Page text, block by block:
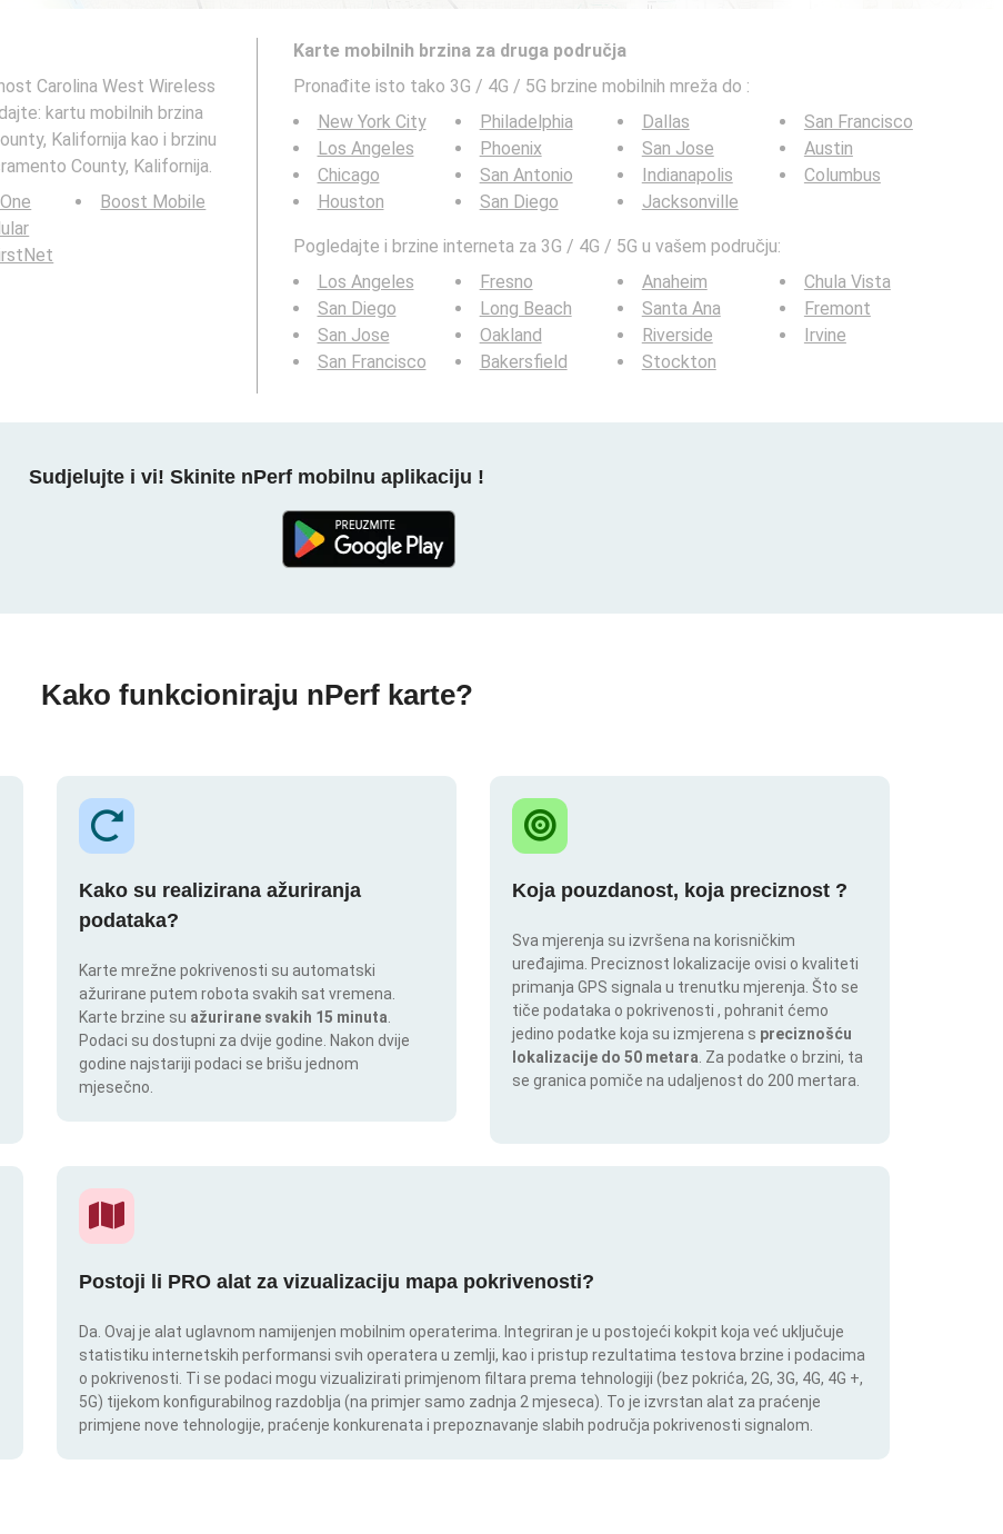
Carolina West Wireless
kartu mobilnih brzina
Kalifornija kao i brzinu
County, Kalifornija.
Boost Mobile
Karte mobilnih brzina za druga područja
Pronađite isto tako 3G / 4G / 5G brzine mobilnih mreža do :
New York City
Los Angeles
Chicago
Houston
Philadelphia
Phoenix
San Antonio
San Diego
Dallas
San Jose
Indianapolis
Jacksonville
San Francisco
Austin
Columbus
Pogledajte i brzine interneta za 3G / 4G / 5G u vašem području:
Los Angeles
San Diego
San Jose
San Francisco
Fresno
Long Beach
Oakland
Bakersfield
Anaheim
Santa Ana
Riverside
Stockton
Chula Vista
Fremont
Irvine
Sudjelujte i vi! Skinite nPerf mobilnu aplikaciju !
Kako funkcioniraju nPerf karte?
Kako su realizirana ažuriranja
podataka?
Karte mrežne pokrivenosti su automatski
ažurirane putem robota svakih sat vremena.
Karte brzine su ažurirane svakih 15 minuta
Podaci su dostupni za dvije godine. Nakon dvije
godine najstariji podaci se brišu jednom
mjesečno.
Koja pouzdanost, koja preciznost ?
Sva mjerenja su izvršena na korisničkim
uređajima. Preciznost lokalizacije ovisi o kvaliteti
primanja GPS signala u trenutku mjerenja. Što se
tiče podataka o pokrivenosti , pohranit ćemo
jedino podatke koja su izmjerena s preciznošću
lokalizacije do 50 metara . Za podatke o brzini, ta
se granica pomiče na udaljenost do 200 mertara.
Postoji li PRO alat za vizualizaciju mapa pokrivenosti?
Da. Ovaj je alat uglavnom namijenjen mobilnim operaterima. Integriran je u postojeći kokpit koja već uključuje
statistiku internetskih performansi svih operatera u zemlji, kao i pristup rezultatima testova brzine i podacima
o pokrivenosti. Ti se podaci mogu vizualizirati primjenom filtara prema tehnologiji (bez pokrića, 2G, 3G, 4G, 4G +,
5G) tijekom konfigurabilnog razdoblja (na primjer samo zadnja 2 mjeseca). To je izvrstan alat za praćenje
primjene nove tehnologije, praćenje konkurenata i prepoznavanje slabih područja pokrivenosti signalom.